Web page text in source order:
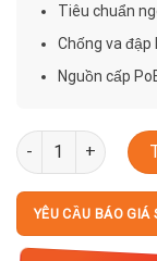
Tiêu chuẩn
Chống va đập
Nguồn cấp
QNO-7030R số
YÊU CẦU BÁO GIÁ